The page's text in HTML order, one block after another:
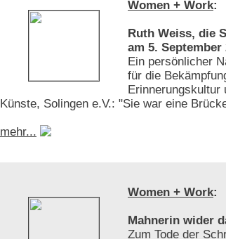
Women + Work:
Ruth Weiss, die
am 5.
Ein persönlicher
für die
Künste, Solingen e.V.: "Sie war eine
mehr...
Women + Work:
Mahnerin wider
Zum Tode der